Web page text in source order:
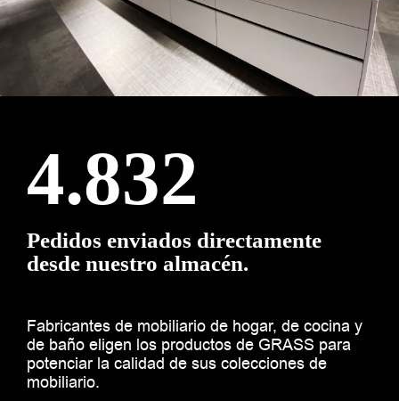
4.832
Pedidos enviados directamente
desde nuestro almacén.
Fabricantes de mobiliario de hogar, de cocina y
de baño eligen los productos de GRASS para
potenciar la calidad de sus colecciones de
mobiliario.